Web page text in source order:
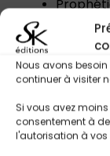
Nous avons
continuer à visiter
Si vous avez
consentement à
l'autorisation à vos
Guerre